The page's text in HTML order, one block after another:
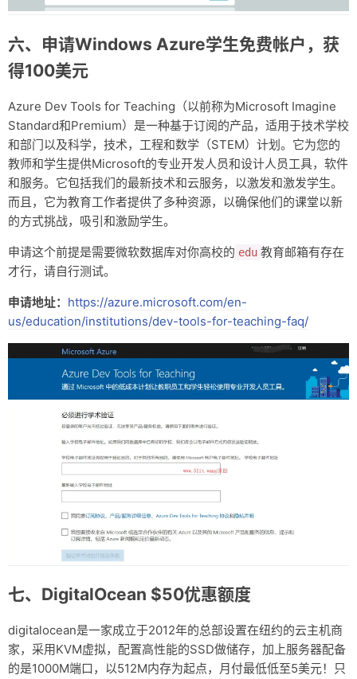
六、申请Windows Azure学生免费帐户，获
得100美元
Azure Dev Tools for Teaching（以前称为Microsoft Imagine
Standard和Premium）是一种基于订阅的产品，适用于技术学校
和部门以及科学，技术，工程和数学（STEM）计划。它为您的
教师和学生提供Microsoft的专业开发人员和设计人员工具，软件
和服务。它包括我们的最新技术和云服务，以激发和激发学生。
而且，它为教育工作者提供了多种资源，以确保他们的课堂以新
的方式挑战，吸引和激励学生。
申请这个前提是需要微软数据库对你高校的 edu 教育邮箱有存在
才行，请自行测试。
申请地址： https://azure.microsoft.com/en-
us/education/institutions/dev-tools-for-teaching-faq/
七、DigitalOcean $50优惠额度
digitalocean是一家成立于2012年的总部设置在纽约的云主机商
家，采用KVM虚拟，配置高性能的SSD做储存，加上服务器配备
的是1000M端口，以512M内存为起点，月付最低低至5美元！只